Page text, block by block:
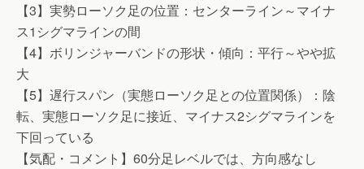
【3】実勢ローソク足の位置：センターライン～マイナ
ス1シグマラインの間
【4】ボリンジャーバンドの形状・傾向：平行～やや拡
大
【5】遅行スパン（実態ローソク足との位置関係）：陰
転、実態ローソク足に接近、マイナス2シグマラインを
下回っている
【気配・コメント】60分足レベルでは、方向感なし